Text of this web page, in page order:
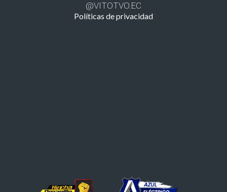
@VITOTVO.EC
Políticas de privacidad